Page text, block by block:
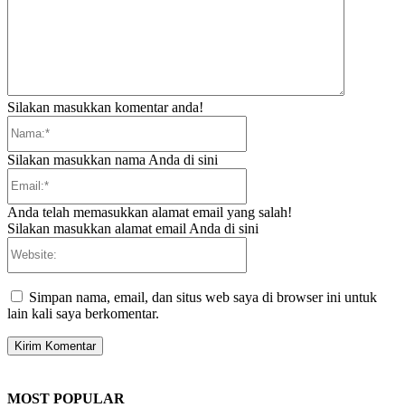
Silakan masukkan komentar anda!
Silakan masukkan nama Anda di sini
Anda telah memasukkan alamat email yang salah!
Silakan masukkan alamat email Anda di sini
Simpan nama, email, dan situs web saya di browser ini untuk
lain kali saya berkomentar.
MOST POPULAR